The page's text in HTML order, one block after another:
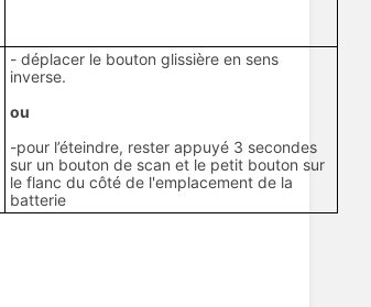
- déplacer le bouton glissière en sens
inverse.
ou
-pour l’éteindre, rester appuyé 3 secondes
sur un bouton de scan et le petit bouton sur
le flanc du côté de l'emplacement de la
batterie